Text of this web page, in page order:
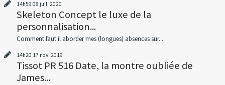
14h59 08 juil. 2020
Skeleton Concept le luxe de la
personnalisation...
Comment faut il aborder mes (longues) absences sur...
14h20 17 nov. 2019
Tissot PR 516 Date, la montre oubliée de
James...